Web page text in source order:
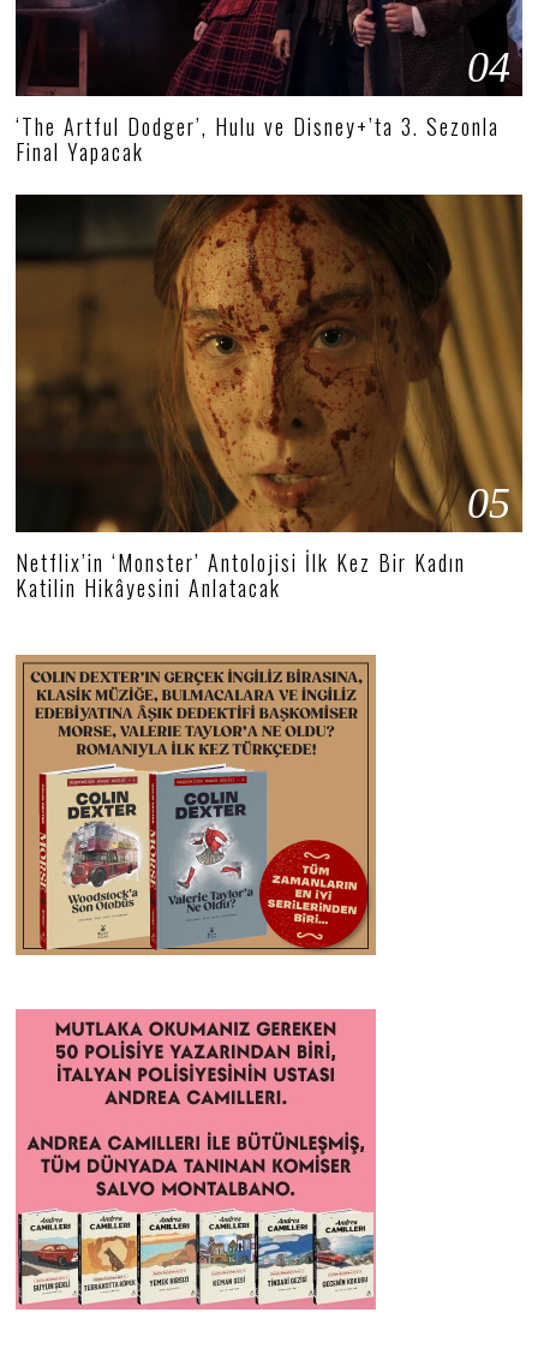
04
‘The Artful Dodger’, Hulu ve Disney+’ta 3. Sezonla
Final Yapacak
05
Netflix’in ‘Monster’ Antolojisi İlk Kez Bir Kadın
Katilin Hikâyesini Anlatacak